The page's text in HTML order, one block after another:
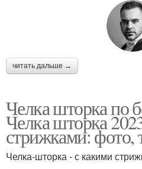
читать дальше →
Челка шторка по
Челка шторка
стрижками: фото,
Челка-шторка - с какими